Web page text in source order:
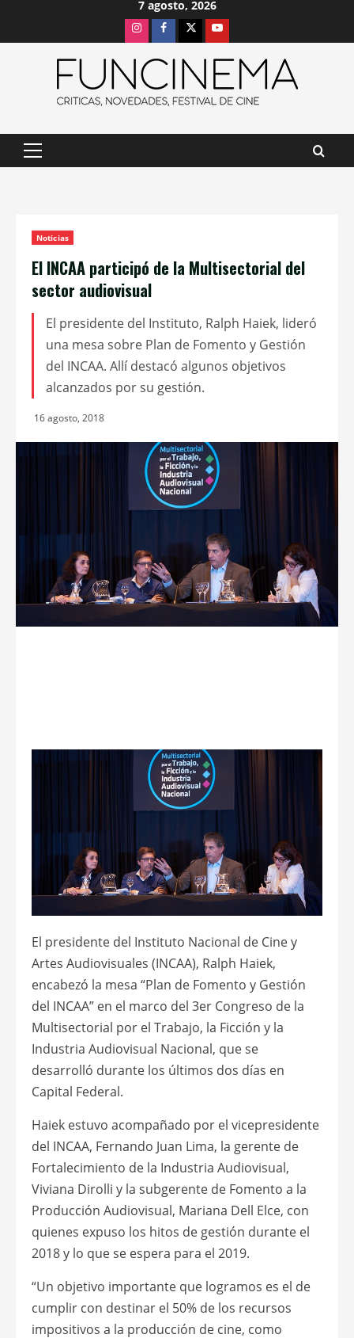
7 agosto, 2026
InstagramFacebook
X Youtube
Menú
Noticias
El INCAA participó de la Multisectorial del
sector audiovisual
El presidente del Instituto, Ralph Haiek, lideró
una mesa sobre Plan de Fomento y Gestión
del INCAA. Allí destacó algunos objetivos
alcanzados por su gestión.
16 agosto, 2018
El presidente del Instituto Nacional de Cine y
Artes Audiovisuales (INCAA), Ralph Haiek,
encabezó la mesa “Plan de Fomento y Gestión
del INCAA” en el marco del 3er Congreso de la
Multisectorial por el Trabajo, la Ficción y la
Industria Audiovisual Nacional, que se
desarrolló durante los últimos dos días en
Capital Federal.
Haiek estuvo acompañado por el vicepresidente
del INCAA, Fernando Juan Lima, la gerente de
Fortalecimiento de la Industria Audiovisual,
Viviana Dirolli y la subgerente de Fomento a la
Producción Audiovisual, Mariana Dell Elce, con
quienes expuso los hitos de gestión durante el
2018 y lo que se espera para el 2019.
“Un objetivo importante que logramos es el de
cumplir con destinar el 50% de los recursos
impositivos a la producción de cine, como